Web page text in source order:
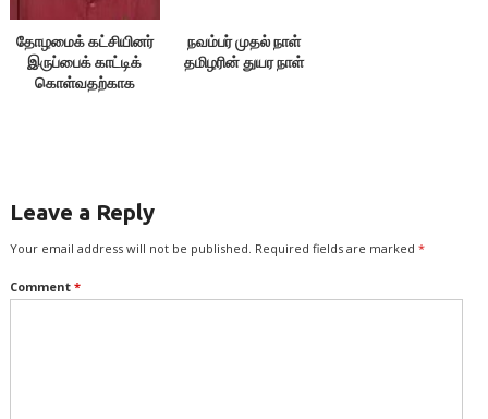
தோழமைக் கட்சியினர்
இருப்பைக் காட்டிக்
கொள்வதற்காக
நவம்பர் முதல் நாள்
தமிழரின் துயர நாள்
Leave a Reply
Your email address will not be published. Required fields are marked *
Comment *